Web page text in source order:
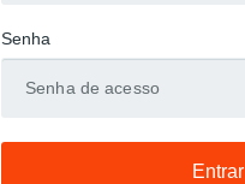
Senha
Entrar